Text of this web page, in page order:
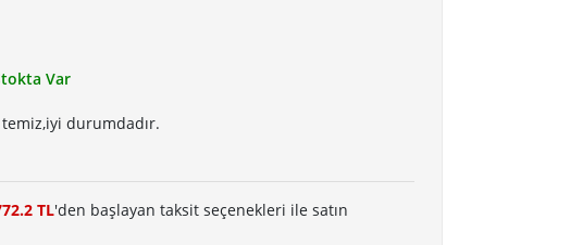
Var
durumdadır.
TL'den başlayan taksit seçenekleri ile satın